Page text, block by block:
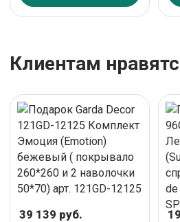
Клиентам
39 139 руб.